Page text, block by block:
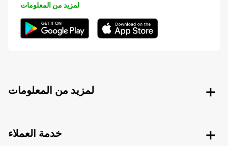
لمزيد من المعلومات
لمزيد من المعلومات
خدمة العملاء